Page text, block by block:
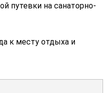
путевки на санаторно-
к месту отдыха и